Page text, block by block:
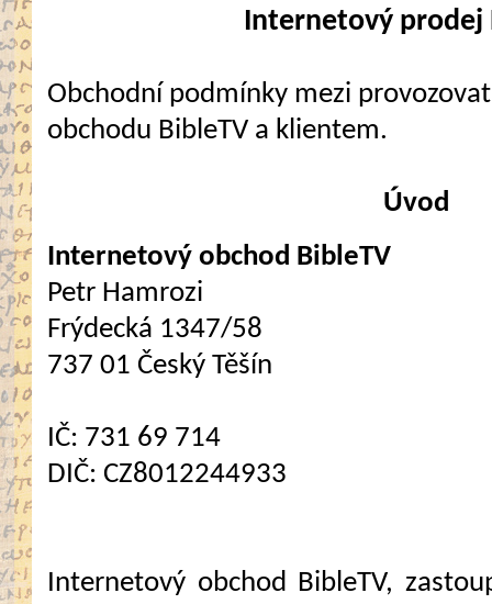
Internetový prodej
Obchodní podmínky mezi
obchodu BibleTV a klientem.
Úvod
Internetový obchod BibleTV
Petr Hamrozi
Frýdecká 1347/58
737 01 Český Těšín
IČ: 731 69 714
DIČ: CZ8012244933
Internetový obchod BibleTV,